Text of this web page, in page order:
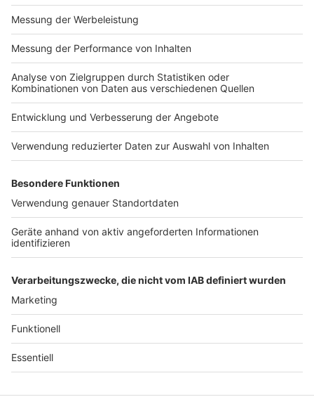
Impressum
Nutzungsbedingungen
Jobs
Presse
Werben
Archiv
ANTENNE BAYERN GROUP
Stiftung ANTENNE BAYERN
hilft
Teilnahmebedingungen
Grounding Page ANTENNE
BAYERN
Kontakt
Studio-Hotline
Verkehrs-Hotline
Datenschutz­erklärung
Newsletter